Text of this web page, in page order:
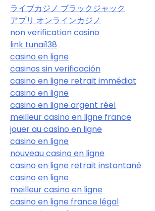
ライブカジノ ブラックジャック
アプリ オンラインカジノ
non verification casino
link tunai138
casino en ligne
casinos sin verificación
casino en ligne retrait immédiat
casino en ligne
casino en ligne argent réel
meilleur casino en ligne france
jouer au casino en ligne
casino en ligne
nouveau casino en ligne
casino en ligne retrait instantané
casino en ligne
meilleur casino en ligne
casino en ligne france légal